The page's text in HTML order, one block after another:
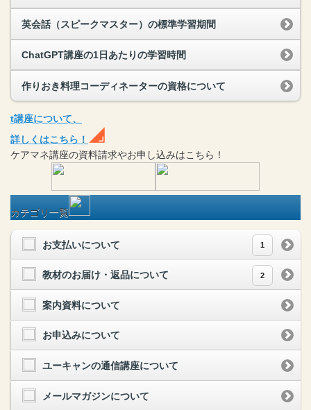
英会話（スピークマスター）の標準学習期間
ChatGPT講座の1日あたりの学習時間
作りおき料理コーディネーターの資格について
t講座について、
詳しくはこちら！
ケアマネ講座の資料請求やお申し込みはこちら！
カテゴリ一覧
お支払いについて 1
教材のお届け・返品について 2
案内資料について
お申込みについて
ユーキャンの通信講座について
メールマガジンについて